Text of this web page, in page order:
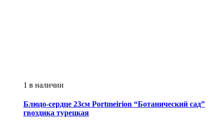
1 в наличии
Блюдо-сердце 23см Portmeirion “Ботанический сад”
гвоздика турецкая